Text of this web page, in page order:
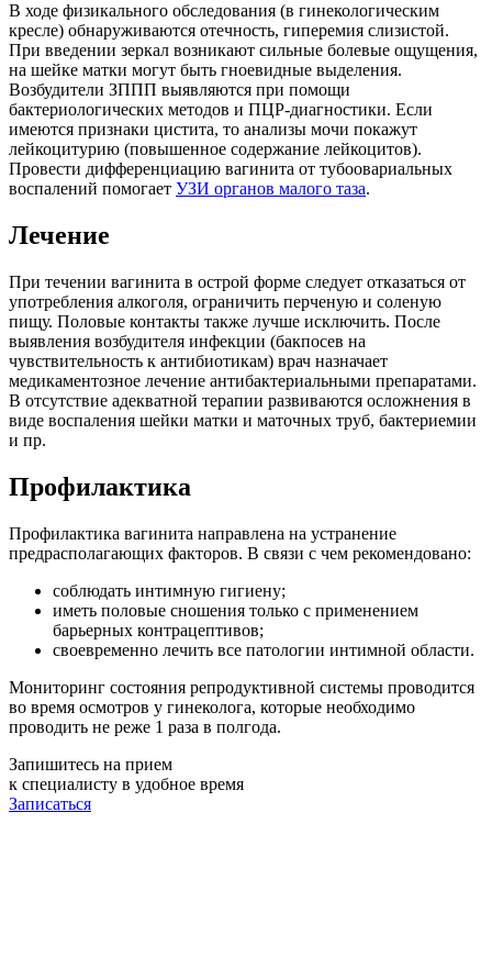
В ходе физикального обследования (в гинекологическим
кресле) обнаруживаются отечность, гиперемия слизистой.
При введении зеркал возникают сильные болевые ощущения,
на шейке матки могут быть гноевидные выделения.
Возбудители ЗППП выявляются при помощи
бактериологических методов и ПЦР-диагностики. Если
имеются признаки цистита, то анализы мочи покажут
лейкоцитурию (повышенное содержание лейкоцитов).
Провести дифференциацию вагинита от тубоовариальных
воспалений помогает УЗИ органов малого таза.
Лечение
При течении вагинита в острой форме следует отказаться от
употребления алкоголя, ограничить перченую и соленую
пищу. Половые контакты также лучше исключить. После
выявления возбудителя инфекции (бакпосев на
чувствительность к антибиотикам) врач назначает
медикаментозное лечение антибактериальными препаратами.
В отсутствие адекватной терапии развиваются осложнения в
виде воспаления шейки матки и маточных труб, бактериемии
и пр.
Профилактика
Профилактика вагинита направлена на устранение
предрасполагающих факторов. В связи с чем рекомендовано:
соблюдать интимную гигиену;
иметь половые сношения только с применением
барьерных контрацептивов;
своевременно лечить все патологии интимной области.
Мониторинг состояния репродуктивной системы проводится
во время осмотров у гинеколога, которые необходимо
проводить не реже 1 раза в полгода.
Запишитесь на прием
к специалисту в удобное время
Записаться